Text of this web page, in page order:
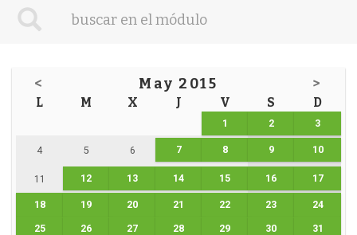
< May 2015 >
L M X J V S D
1 2 3
4 5 6 7 8 9 10
11 12 13 14 15 16 17
18 19 20 21 22 23 24
25 26 27 28 29 30 31